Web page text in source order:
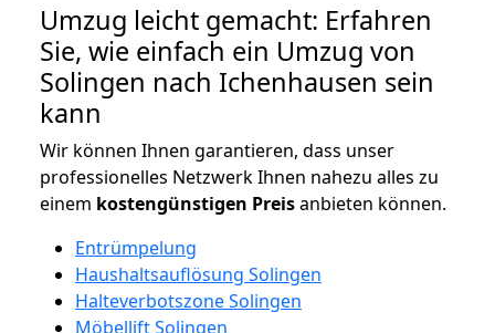
Umzug leicht gemacht: Erfahren
Sie, wie einfach ein Umzug von
Solingen nach Ichenhausen sein
kann
Wir können Ihnen garantieren, dass unser
professionelles Netzwerk Ihnen nahezu alles zu
einem kostengünstigen Preisanbieten können.
Entrümpelung
Haushaltsauflösung Solingen
Halteverbotszone Solingen
Möbellift Solingen